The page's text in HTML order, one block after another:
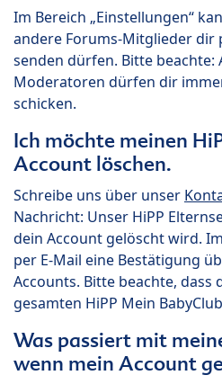
Im Bereich „Einstellungen“
andere Forums-Mitglieder dir
senden dürfen. Bitte
Moderatoren dürfen dir
schicken.
Ich möchte meinen
Account löschen.
Schreibe uns über unser
Nachricht: Unser HiPP
dein Account gelöscht wird.
per E-Mail eine Bestätigung
Accounts. Bitte beachte, dass
gesamten HiPP Mein
Was passiert mit
wenn mein Account